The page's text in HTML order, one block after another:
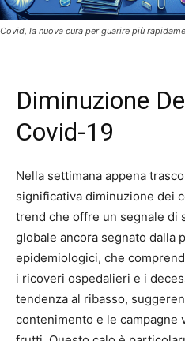
Covid, la nuova cura per guarire più
Diminuzione
Covid-19
Nella settimana appena
significativa diminuzione dei
trend che offre un segnale di
globale ancora segnato dalla
epidemiologici, che
i ricoveri ospedalieri e i
tendenza al ribasso,
contenimento e le campagne